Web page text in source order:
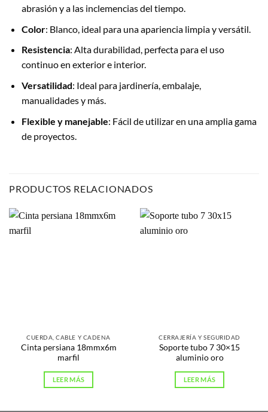
abrasión y a las inclemencias del tiempo.
Color: Blanco, ideal para una apariencia limpia y versátil.
Resistencia: Alta durabilidad, perfecta para el uso
continuo en exterior e interior.
Versatilidad: Ideal para jardinería, embalaje,
manualidades y más.
Flexible y manejable: Fácil de utilizar en una amplia gama
de proyectos.
PRODUCTOS RELACIONADOS
CUERDA, CABLE Y CADENA
Cinta persiana 18mmx6m
marfil
LEER MÁS
CERRAJERÍA Y SEGURIDAD
Soporte tubo 7 30×15
aluminio oro
LEER MÁS